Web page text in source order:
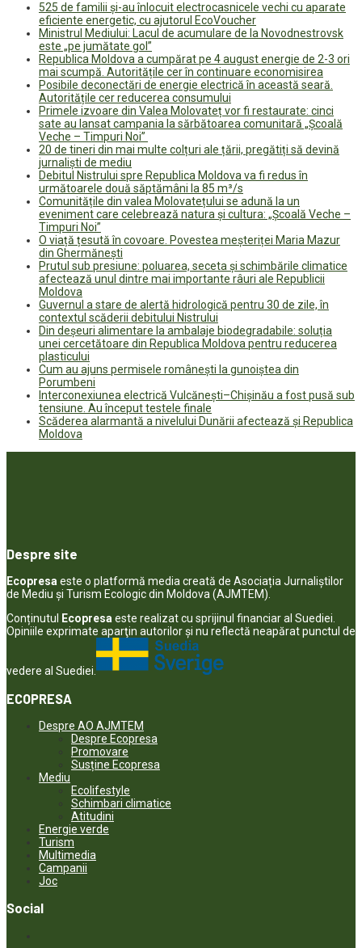
525 de familii și-au înlocuit electrocasnicele vechi cu aparate
eficiente energetic, cu ajutorul EcoVoucher
Ministrul Mediului: Lacul de acumulare de la Novodnestrovsk
este „pe jumătate gol”
Republica Moldova a cumpărat pe 4 august energie de 2-3 ori
mai scumpă. Autoritățile cer în continuare economisirea
Posibile deconectări de energie electrică în această seară.
Autoritățile cer reducerea consumului
Primele izvoare din Valea Molovateț vor fi restaurate: cinci
sate au lansat campania la sărbătoarea comunitară „Școală
Veche – Timpuri Noi”
20 de tineri din mai multe colțuri ale țării, pregătiți să devină
jurnaliști de mediu
Debitul Nistrului spre Republica Moldova va fi redus în
următoarele două săptămâni la 85 m³/s
Comunitățile din valea Molovatețului se adună la un
eveniment care celebrează natura și cultura: „Școală Veche –
Timpuri Noi”
O viață țesută în covoare. Povestea meșteriței Maria Mazur
din Ghermănești
Prutul sub presiune: poluarea, seceta și schimbările climatice
afectează unul dintre mai importante râuri ale Republicii
Moldova
Guvernul a stare de alertă hidrologică pentru 30 de zile, în
contextul scăderii debitului Nistrului
Din deșeuri alimentare la ambalaje biodegradabile: soluția
unei cercetătoare din Republica Moldova pentru reducerea
plasticului
Cum au ajuns permisele românești la gunoiștea din
Porumbeni
Interconexiunea electrică Vulcănești–Chișinău a fost pusă sub
tensiune. Au început testele finale
Scăderea alarmantă a nivelului Dunării afectează și Republica
Moldova
Despre site
Ecopresa este o platformă media creată de Asociația Jurnaliștilor
de Mediu și Turism Ecologic din Moldova (AJMTEM).
Conținutul
Ecopresa este realizat cu sprijinul financiar al Suediei.
Opiniile exprimate aparţin autorilor şi nu reflectă neapărat punctul de
vedere al Suediei.
ECOPRESA
Despre AO AJMTEM
Despre Ecopresa
Promovare
Susține Ecopresa
Mediu
Ecolifestyle
Schimbari climatice
Atitudini
Energie verde
Turism
Multimedia
Campanii
Joc
Social